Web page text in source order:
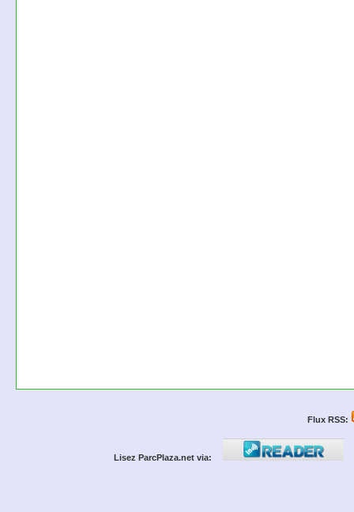
Flux RSS:
Lisez ParcPlaza.net via: